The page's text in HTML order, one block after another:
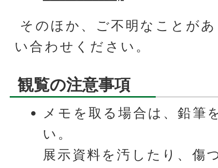
そのほか、ご不明なことが
い合わせください。
観覧の注意事項
メモを取る場合は、鉛筆
い。
展示資料を汚したり、傷